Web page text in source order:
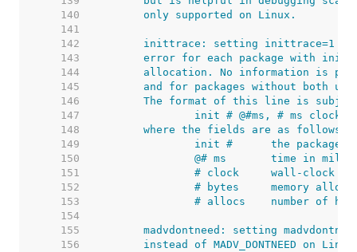
   140
   141
   142
   143
   144
   145
   146
   147
   148
   149
   150
   151
   152
   153
   154
   155
   156